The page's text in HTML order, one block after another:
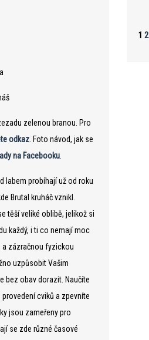
zelenou branou. Pro
odkaz . Foto návod, jak se
na Facebooku
labem probíhají už od roku
Brutal kruháč vznikl.
těší veliké oblibě, jelikož si
každý, i ti co nemají moc
zázračnou fyzickou
uzpůsobit Vašim
bez obav dorazit. Naučíte
cviků a zpevníte
jsou zameřeny pro
se zde různé časové
1 2